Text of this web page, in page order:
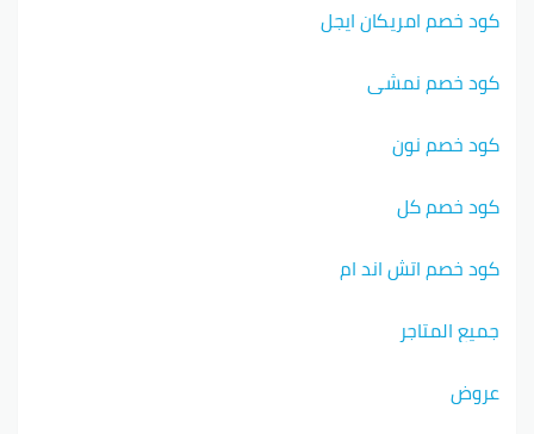
كود خصم امريكان ايجل
كود خصم نمشي
كود خصم نون
كود خصم كل
كود خصم اتش اند ام
جميع المتاجر
عروض